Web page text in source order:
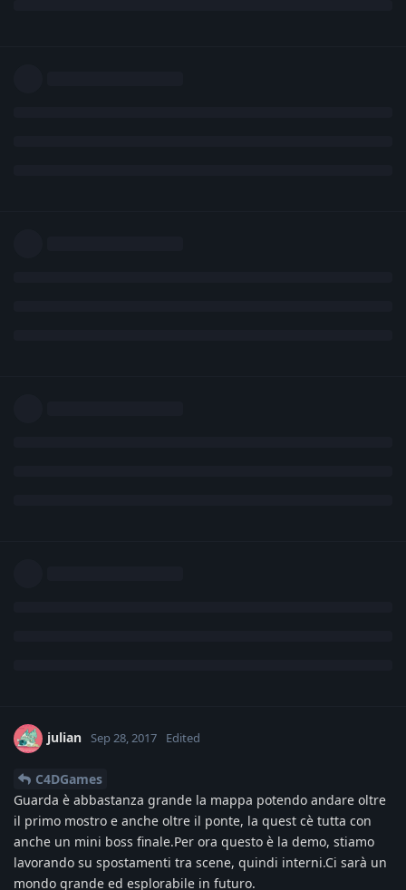
julian Sep 28, 2017 Edited
C4DGames
Guarda è abbastanza grande la mappa potendo andare oltre
il primo mostro e anche oltre il ponte, la quest cè tutta con
anche un mini boss finale.Per ora questo è la demo, stiamo
lavorando su spostamenti tra scene, quindi interni.Ci sarà un
mondo grande ed esplorabile in futuro.